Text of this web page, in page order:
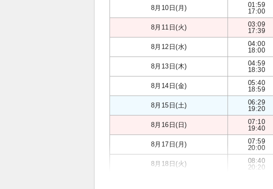
8月10日(月)
01:59
17:00
8月11日(火)
03:09
17:39
8月12日(水)
04:00
18:00
8月13日(木)
04:59
18:30
8月14日(金)
05:40
18:59
8月15日(土)
06:29
19:20
8月16日(日)
07:10
19:40
8月17日(月)
07:59
20:00
8月18日(火)
08:40
20:20